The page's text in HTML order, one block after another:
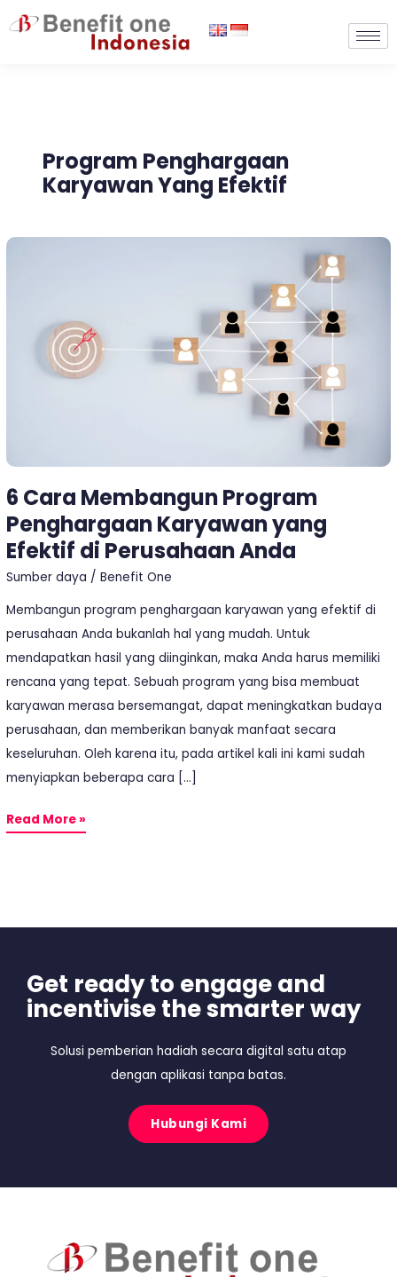
Lewati
ke
Program Penghargaan
Karyawan Yang Efektif
6 Cara Membangun Program
Penghargaan Karyawan yang
Efektif di Perusahaan Anda
Sumber daya /Benefit One
Membangun program penghargaan karyawan yang efektif di
perusahaan Anda bukanlah hal yang mudah. Untuk
mendapatkan hasil yang diinginkan, maka Anda harus memiliki
rencana yang tepat. Sebuah program yang bisa membuat
karyawan merasa bersemangat, dapat meningkatkan budaya
perusahaan, dan memberikan banyak manfaat secara
keseluruhan. Oleh karena itu, pada artikel kali ini kami sudah
menyiapkan beberapa cara […]
6
Program
Penghargaan
Karyawan
Perusahaan
Anda
Read More »
Get ready to engage and
incentivise the smarter way
Solusi pemberian hadiah secara digital satu atap
dengan aplikasi tanpa batas.
Hubungi Kami